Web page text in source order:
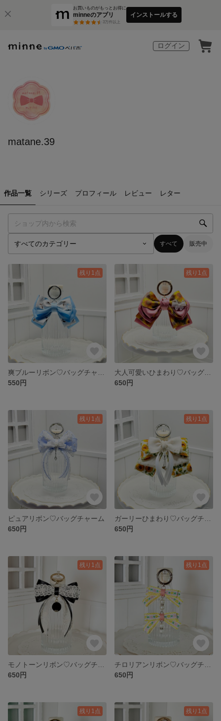
お買いものがもっとお得に
minneのアプリ
3万件以上
インストールする
ログイン
matane.39
作品一覧 シリーズ プロフィール レビュー レター
すべて 販売中
残り1点
550円
残り1点
650円
残り1点
ピュアリボン♡バッグチャーム
650円
残り1点
650円
残り1点
650円
残り1点
650円
残り1点 残り1点